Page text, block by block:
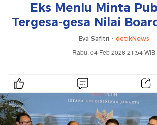
Eks Menlu Minta
Tergesa-gesa Nilai
Eva Safitri - detikNews
Rabu, 04 Feb 2026 21:54 WIB